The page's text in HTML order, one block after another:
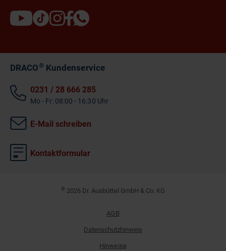
DRACO®Kundenservice
0231 / 28 666 285
Mo - Fr: 08:00 - 16:30 Uhr
E-Mail schreiben
Kontaktformular
© 2026 Dr. Ausbüttel GmbH & Co. KG
AGB
Datenschutzhinweis
Hinweise